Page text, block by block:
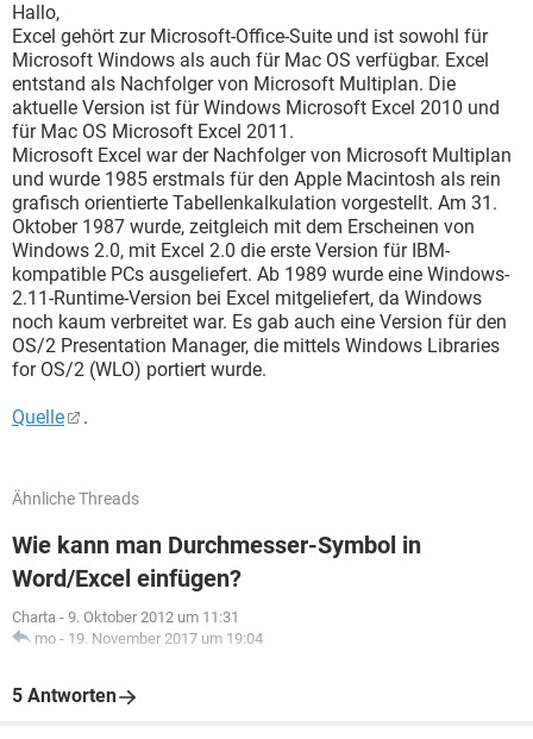
Hallo,
Excel gehört zur Microsoft-Office-Suite und ist sowohl für
Microsoft Windows als auch für Mac OS verfügbar. Excel
entstand als Nachfolger von Microsoft Multiplan. Die
aktuelle Version ist für Windows Microsoft Excel 2010 und
für Mac OS Microsoft Excel 2011.
Microsoft Excel war der Nachfolger von Microsoft Multiplan
und wurde 1985 erstmals für den Apple Macintosh als rein
grafisch orientierte Tabellenkalkulation vorgestellt. Am 31.
Oktober 1987 wurde, zeitgleich mit dem Erscheinen von
Windows 2.0, mit Excel 2.0 die erste Version für IBM-
kompatible PCs ausgeliefert. Ab 1989 wurde eine Windows-
2.11-Runtime-Version bei Excel mitgeliefert, da Windows
noch kaum verbreitet war. Es gab auch eine Version für den
OS/2 Presentation Manager, die mittels Windows Libraries
for OS/2 (WLO) portiert wurde.
Quelle .
Ähnliche Threads
Wie kann man Durchmesser-Symbol in
Word/Excel einfügen?
Charta - 9. Oktober 2012 um 11:31
mo - 19. November 2017 um 19:04
5 Antworten